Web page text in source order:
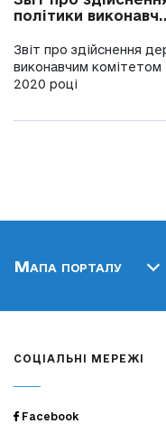
політики
Звіт про здійснення
виконавчим комітетом
2020 році
Мапа порталу
СОЦІАЛЬНІ МЕРЕЖІ
Facebook